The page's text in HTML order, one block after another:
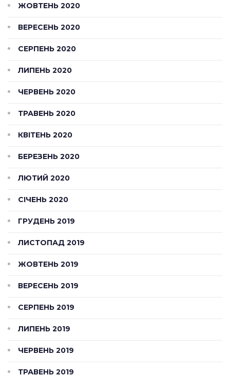
ЖОВТЕНЬ 2020
ВЕРЕСЕНЬ 2020
СЕРПЕНЬ 2020
ЛИПЕНЬ 2020
ЧЕРВЕНЬ 2020
ТРАВЕНЬ 2020
КВІТЕНЬ 2020
БЕРЕЗЕНЬ 2020
ЛЮТИЙ 2020
СІЧЕНЬ 2020
ГРУДЕНЬ 2019
ЛИСТОПАД 2019
ЖОВТЕНЬ 2019
ВЕРЕСЕНЬ 2019
СЕРПЕНЬ 2019
ЛИПЕНЬ 2019
ЧЕРВЕНЬ 2019
ТРАВЕНЬ 2019